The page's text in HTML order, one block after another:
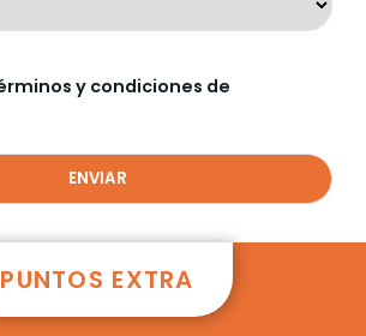
y condiciones de
PUNTOS EXTRA